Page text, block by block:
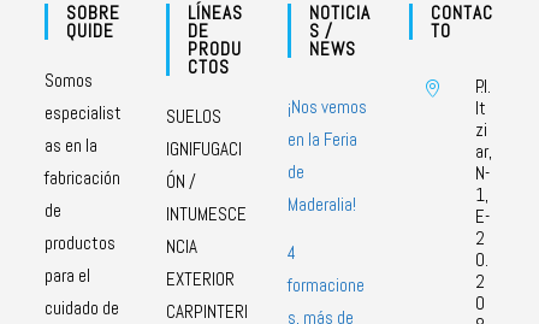
SOBRE
QUIDE
Somos
especialist
as en la
fabricación
de
productos
para el
cuidado de
LÍNEAS
DE
PRODU
CTOS
SUELOS
IGNIFUGACI
ÓN /
INTUMESCE
NCIA
EXTERIOR
CARPINTERI
NOTICIA
S /
NEWS
¡Nos vemos
en la Feria
de
Maderalia!
4
formacione
s, más de
CONTAC
TO
P.I.
It
zi
ar,
N-
1,
E-
2
0.
2
0